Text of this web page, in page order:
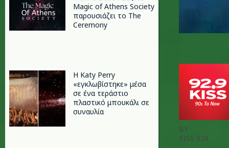
Magic of Athens Society
παρουσιάζει το The
Ceremony
H Katy Perry
«εγκλωβίστηκε» μέσα
σε ένα τεράστιο
πλαστικό μπουκάλι σε
συναυλία
BY
KISS 929